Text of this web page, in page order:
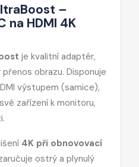
–
na HDMI 4K
je kvalitní adaptér,
obrazu. Disponuje
výstupem (samice),
zařízení k monitoru,
4K při obnovovací
ostrý a plynulý